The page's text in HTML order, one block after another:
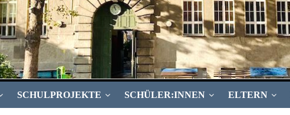
SCHULPROJEKTE SCHÜLER:INNEN ELTERN